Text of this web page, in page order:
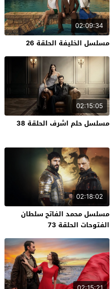
02:09:34
مسلسل الخليفة الحلقة 26
02:15:05
مسلسل حلم اشرف الحلقة 38
02:18:02
مسلسل محمد الفاتح سلطان
الفتوحات الحلقة 73